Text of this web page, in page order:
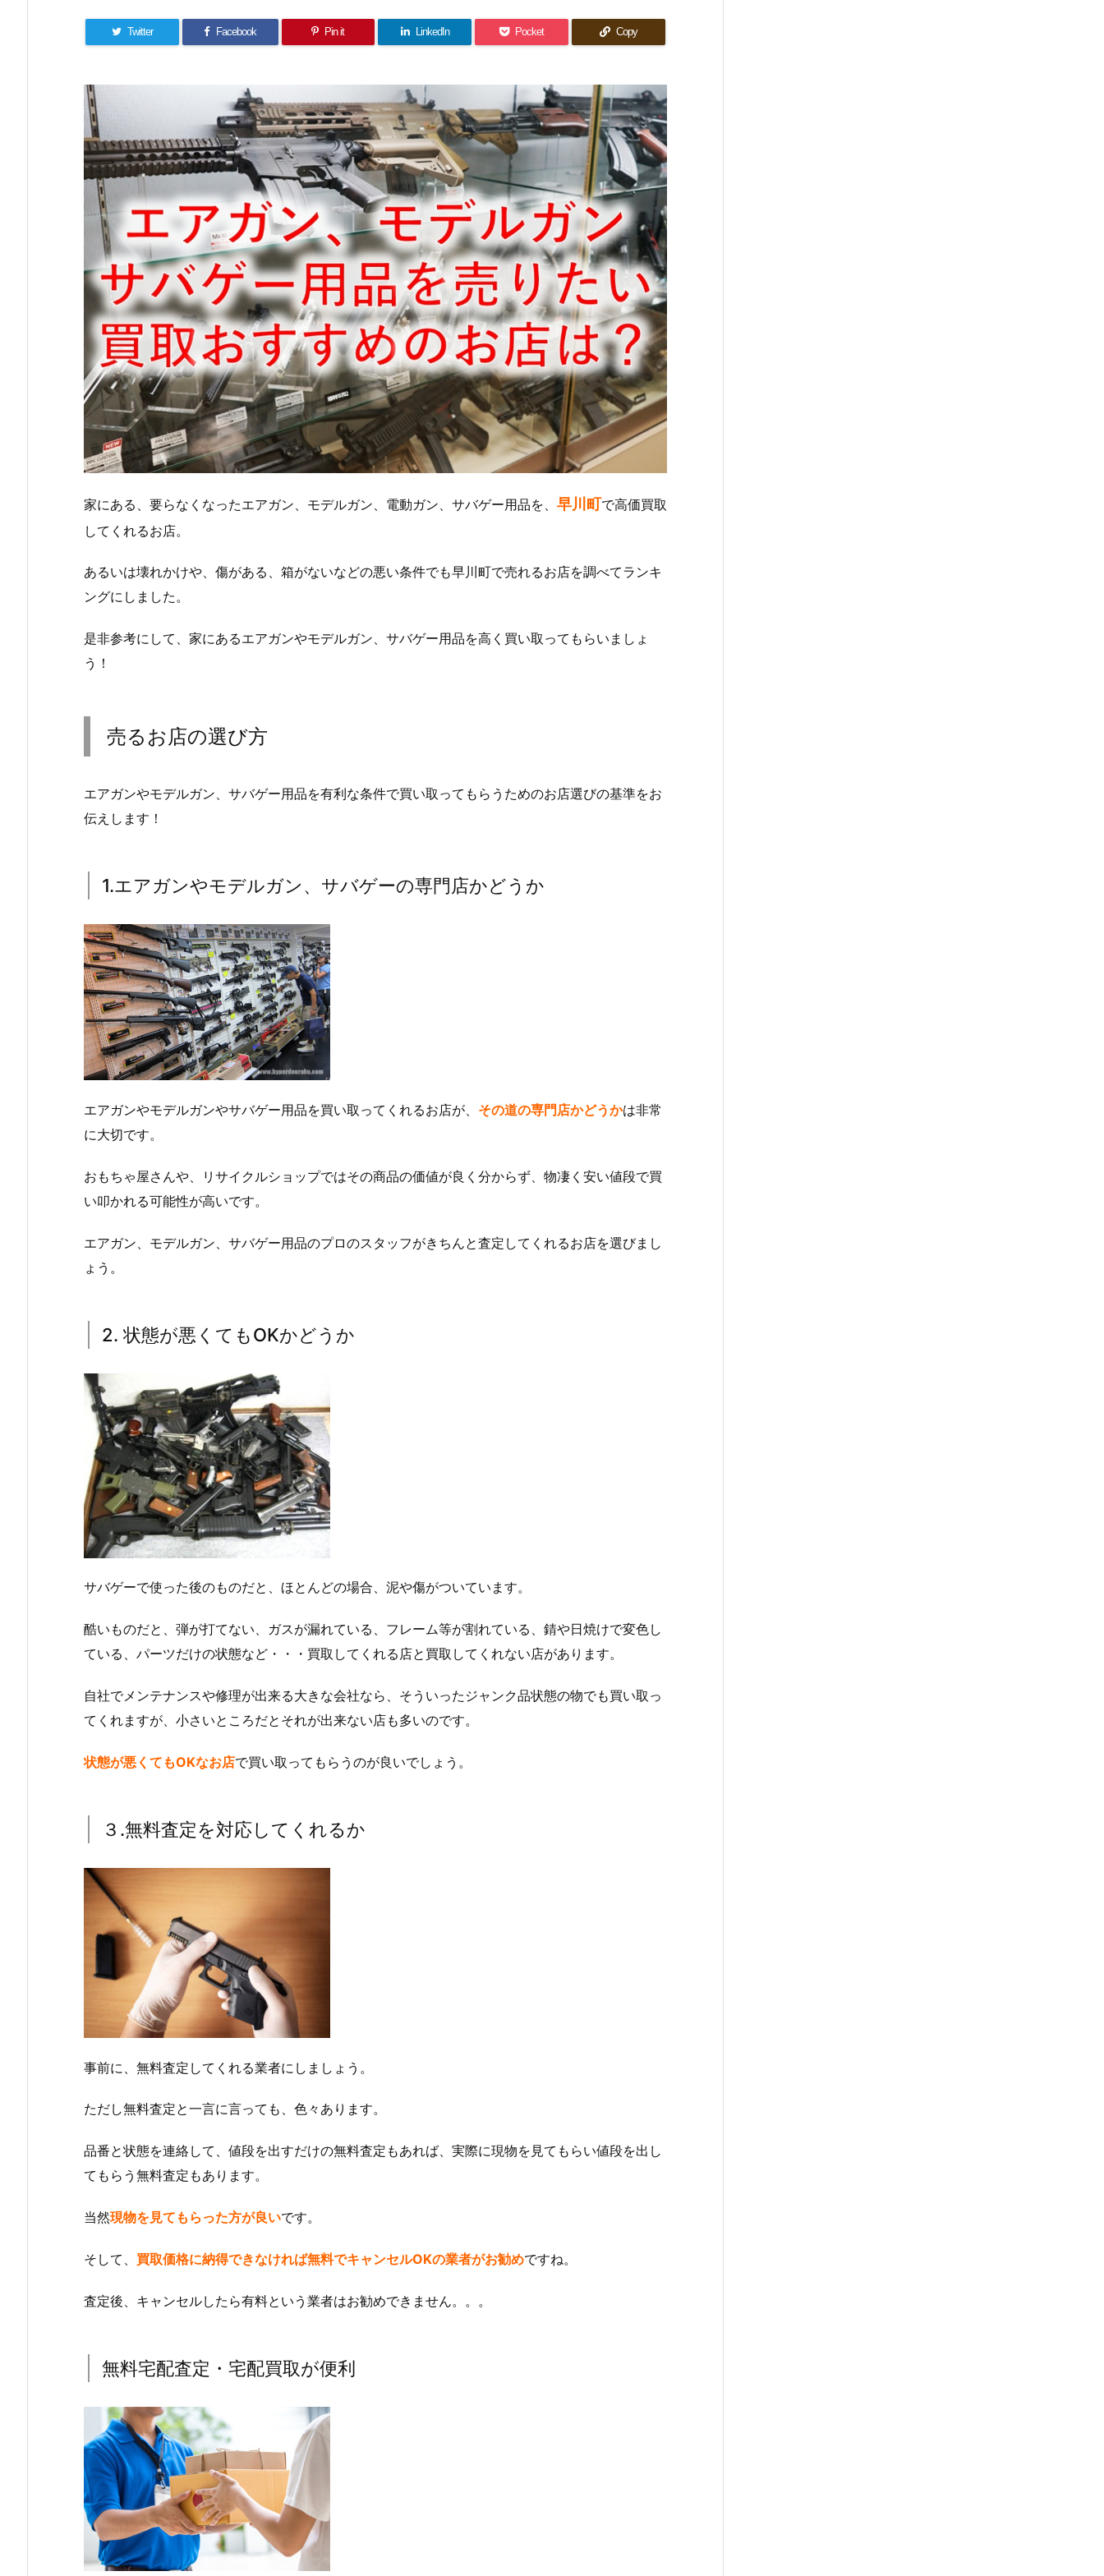
Twitter Facebook Pin it LinkedIn Pocket Copy
家にある、要らなくなったエアガン、モデルガン、電動ガン、サバゲー用品を、 早川町で高価買取
してくれるお店。
あるいは壊れかけや、傷がある、箱がないなどの悪い条件でも早川町で売れるお店を調べてランキ
ングにしました。
是非参考にして、家にあるエアガンやモデルガン、サバゲー用品を高く買い取ってもらいましょ
う！
売るお店の選び方
エアガンやモデルガン、サバゲー用品を有利な条件で買い取ってもらうためのお店選びの基準をお
伝えします！
1.エアガンやモデルガン、サバゲーの専門店かどうか
エアガンやモデルガンやサバゲー用品を買い取ってくれるお店が、 その道の専門店かどうかは非常
に大切です。
おもちゃ屋さんや、リサイクルショップではその商品の価値が良く分からず、物凄く安い値段で買
い叩かれる可能性が高いです。
エアガン、モデルガン、サバゲー用品のプロのスタッフがきちんと査定してくれるお店を選びまし
ょう。
2. 状態が悪くてもOKかどうか
サバゲーで使った後のものだと、ほとんどの場合、泥や傷がついています。
酷いものだと、弾が打てない、ガスが漏れている、フレーム等が割れている、錆や日焼けで変色し
ている、パーツだけの状態など・・・買取してくれる店と買取してくれない店があります。
自社でメンテナンスや修理が出来る大きな会社なら、そういったジャンク品状態の物でも買い取っ
てくれますが、小さいところだとそれが出来ない店も多いのです。
状態が悪くてもOKなお店で買い取ってもらうのが良いでしょう。
３.無料査定を対応してくれるか
事前に、無料査定してくれる業者にしましょう。
ただし無料査定と一言に言っても、色々あります。
品番と状態を連絡して、値段を出すだけの無料査定もあれば、実際に現物を見てもらい値段を出し
てもらう無料査定もあります。
当然現物を見てもらった方が良いです。
そして、 買取価格に納得できなければ無料でキャンセルOKの業者がお勧めですね。
査定後、キャンセルしたら有料という業者はお勧めできません。。。
無料宅配査定・宅配買取が便利